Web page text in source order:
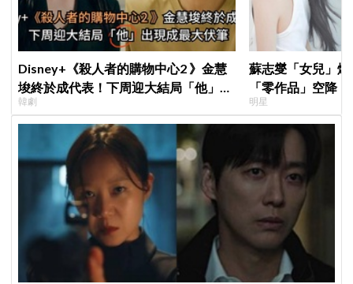
Disney+《殺人者的購物中心2 》金慧
埈終於成代表！下周迎大結局「他」出
現成最大伏筆
韓劇
蘇志燮「女兒」
「零作品」空降
片被挖出網驚呆
明星